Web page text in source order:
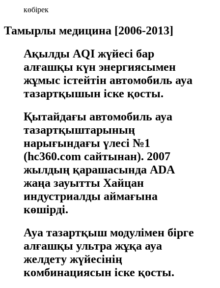
көбірек
Тамырлы медицина [2006-2013]
Ақылды AQI жүйесі бар
алғашқы күн энергиясымен
жұмыс істейтін автомобиль ауа
тазартқышын іске қосты.
Қытайдағы автомобиль ауа
тазартқыштарының
нарығындағы үлесі №1
(hc360.com сайтынан). 2007
жылдың қарашасында ADA
жаңа зауытты Хайцан
индустриалды аймағына
көшірді.
Ауа тазартқыш модулімен бірге
алғашқы ультра жұқа ауа
желдету жүйесінің
комбинациясын іске қосты.